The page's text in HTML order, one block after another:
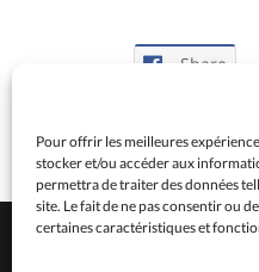
Pour offrir les meilleures
stocker et/ou accéder aux
permettra de traiter des données
site. Le fait de ne pas consentir ou
certaines caractéristiques et
Share